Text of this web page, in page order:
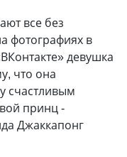
все без
фотографиях в
девушка
что она
счастливым
принц -
Джаккапонг